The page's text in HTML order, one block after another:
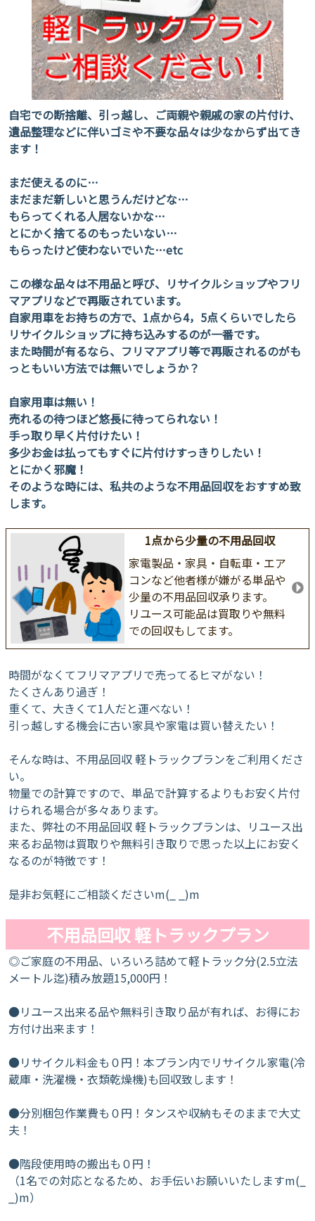
自宅での断捨離、引っ越し、ご両親や親戚の家の片付け、
遺品整理などに伴いゴミや不要な品々は少なからず出てき
ます！
まだ使えるのに…
まだまだ新しいと思うんだけどな…
もらってくれる人居ないかな…
とにかく捨てるのもったいない…
もらったけど使わないでいた…etc
この様な品々は不用品と呼び、リサイクルショップやフリ
マアプリなどで再販されています。
自家用車をお持ちの方で、1点から4，5点くらいでしたら
リサイクルショップに持ち込みするのが一番です。
また時間が有るなら、フリマアプリ等で再販されるのがも
っともいい方法では無いでしょうか？
自家用車は無い！
売れるの待つほど悠長に待ってられない！
手っ取り早く片付けたい！
多少お金は払ってもすぐに片付けすっきりしたい！
とにかく邪魔！
そのような時には、私共のような不用品回収をおすすめ致
します。
1点から少量の不用品回収
家電製品・家具・自転車・エア
コンなど他者様が嫌がる単品や
少量の不用品回収承ります。
リユース可能品は買取りや無料
での回収もしてます。
時間がなくてフリマアプリで売ってるヒマがない！
たくさんあり過ぎ！
重くて、大きくて1人だと運べない！
引っ越しする機会に古い家具や家電は買い替えたい！
そんな時は、不用品回収 軽トラックプランをご利用くださ
い。
物量での計算ですので、単品で計算するよりもお安く片付
けられる場合が多々あります。
また、弊社の不用品回収 軽トラックプランは、リユース出
来るお品物は買取りや無料引き取りで思った以上にお安く
なるのが特徴です！
是非お気軽にご相談くださいm(_ _)m
不用品回収 軽トラックプラン
◎ご家庭の不用品、いろいろ詰めて軽トラック分(2.5立法
メートル迄)積み放題15,000円！
●リユース出来る品や無料引き取り品が有れば、お得にお
方付け出来ます！
●リサイクル料金も０円！本プラン内でリサイクル家電(冷
蔵庫・洗濯機・衣類乾燥機)も回収致します！
●分別梱包作業費も０円！タンスや収納もそのままで大丈
夫！
●階段使用時の搬出も０円！
（1名での対応となるため、お手伝いお願いいたしますm(_
_)m）